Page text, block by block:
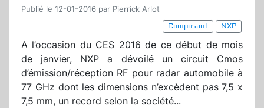
Publié le 12-01-2016 par Pierrick Arlot
Composant
NXP
A l’occasion du CES 2016 de ce début de mois
de janvier, NXP a dévoilé un circuit Cmos
d’émission/réception RF pour radar automobile à
77 GHz dont les dimensions n’excèdent pas 7,5 x
7,5 mm, un record selon la société...